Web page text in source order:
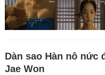
Dàn sao Hàn nô nức
Jae Won